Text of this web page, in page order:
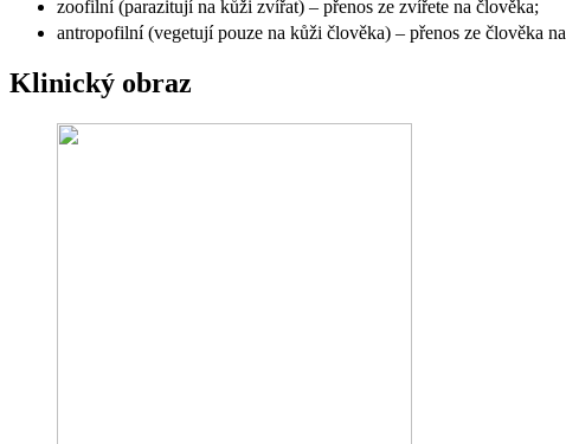
zoofilní (parazitují na kůži zvířat) – přenos ze zvířete na člověka;
antropofilní (vegetují pouze na kůži člověka) – přenos ze člověka
Klinický obraz